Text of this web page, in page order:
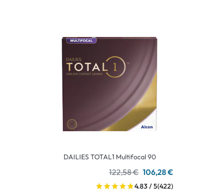
DAILIES TOTAL1 Multifocal 90
122,58 € 106,28 €
4.83 / 5(422)